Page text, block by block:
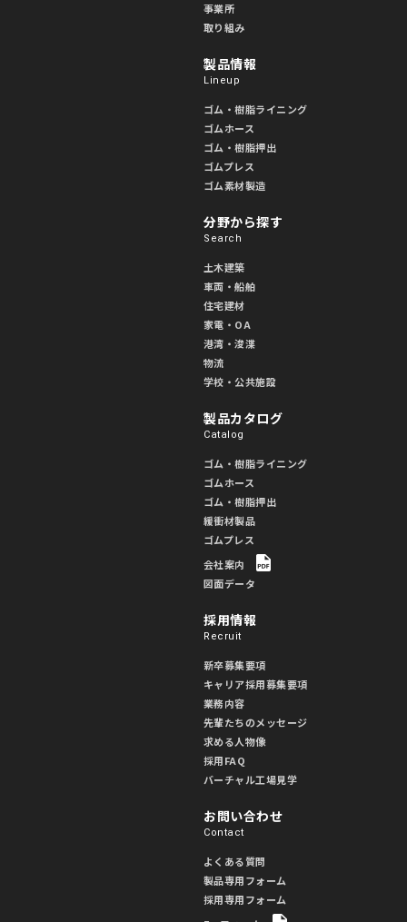
事業所
取り組み
製品情報
Lineup
ゴム・樹脂ライニング
ゴムホース
ゴム・樹脂押出
ゴムプレス
ゴム素材製造
分野から探す
Search
土木建築
車両・船舶
住宅建材
家電・OA
港湾・浚渫
物流
学校・公共施設
製品カタログ
Catalog
ゴム・樹脂ライニング
ゴムホース
ゴム・樹脂押出
緩衝材製品
ゴムプレス
会社案内
図面データ
採用情報
Recruit
新卒募集要項
キャリア採用募集要項
業務内容
先輩たちのメッセージ
求める人物像
採用FAQ
バーチャル工場見学
お問い合わせ
Contact
よくある質問
製品専用フォーム
採用専用フォーム